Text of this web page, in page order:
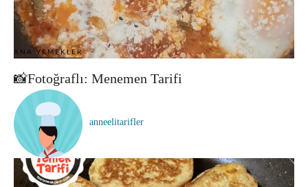
ANA YEMEKLER
📸Fotoğraflı: Menemen Tarifi
anneelitarifler